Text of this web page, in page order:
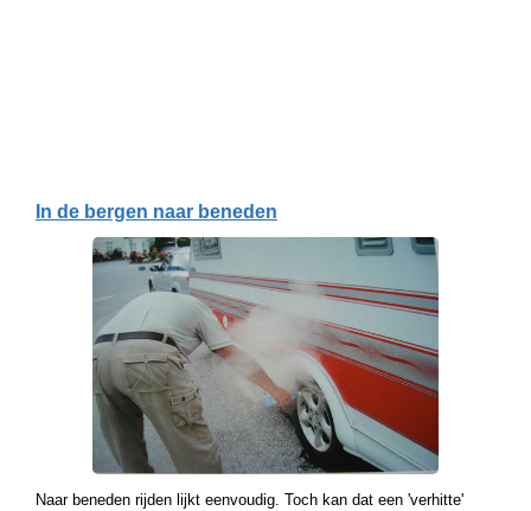
In de bergen naar beneden
Naar beneden rijden lijkt eenvoudig. Toch kan dat een 'verhitte'